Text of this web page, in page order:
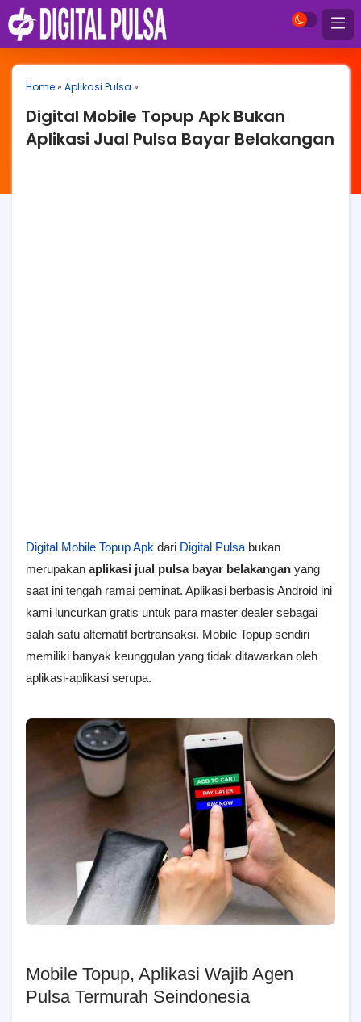
Home» Aplikasi Pulsa »
Digital Mobile Topup Apk Bukan
Aplikasi Jual Pulsa Bayar Belakangan
Digital Mobile Topup Apk dari Digital Pulsa bukan
merupakan aplikasi jual pulsa bayar belakangan yang
saat ini tengah ramai peminat. Aplikasi berbasis Android ini
kami luncurkan gratis untuk para master dealer sebagai
salah satu alternatif bertransaksi. Mobile Topup sendiri
memiliki banyak keunggulan yang tidak ditawarkan oleh
aplikasi-aplikasi serupa.
Mobile Topup, Aplikasi Wajib Agen
Pulsa Termurah Seindonesia